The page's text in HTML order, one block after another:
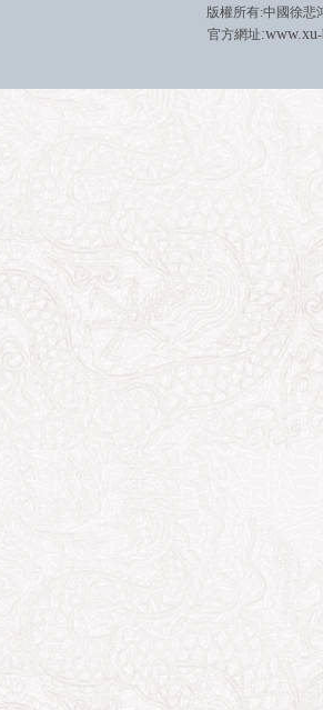
版權所有:中國徐悲
官方網址:www.xu